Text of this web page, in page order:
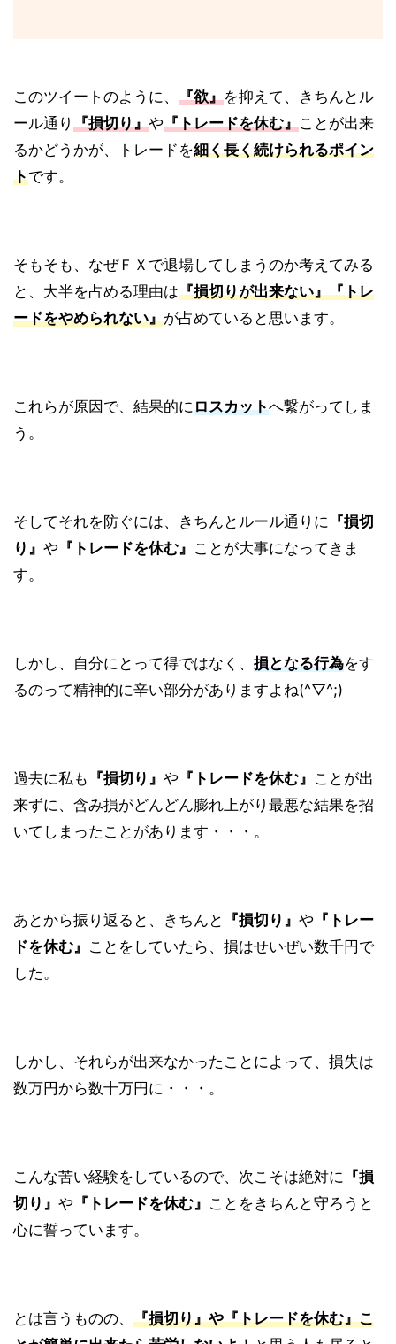
このツイートのように、 『欲』を抑えて、きちんとル
ール通り 『損切り』や『トレードを休む』ことが出来
るかどうかが、トレードを細く長く続けられるポイン
トです。
そもそも、なぜＦＸで退場してしまうのか考えてみる
と、大半を占める理由は『損切りが出来ない』『トレ
ードをやめられない』が占めていると思います。
これらが原因で、結果的にロスカットへ繋がってしま
う。
そしてそれを防ぐには、きちんとルール通りに 『損切
り』 や 『トレードを休む』 ことが大事になってきま
す。
しかし、自分にとって得ではなく、 損となる行為をす
るのって精神的に辛い部分がありますよね(^▽^;)
過去に私も 『損切り』 や 『トレードを休む』 ことが出
来ずに、含み損がどんどん膨れ上がり最悪な結果を招
いてしまったことがあります・・・。
あとから振り返ると、きちんと 『損切り』 や 『トレー
ドを休む』 ことをしていたら、損はせいぜい数千円で
した。
しかし、それらが出来なかったことによって、損失は
数万円から数十万円に・・・。
こんな苦い経験をしているので、次こそは絶対に 『損
切り』 や 『トレードを休む』 ことをきちんと守ろうと
心に誓っています。
とは言うものの、 『損切り』や『トレードを休む』こ